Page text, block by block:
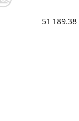
51 189.38